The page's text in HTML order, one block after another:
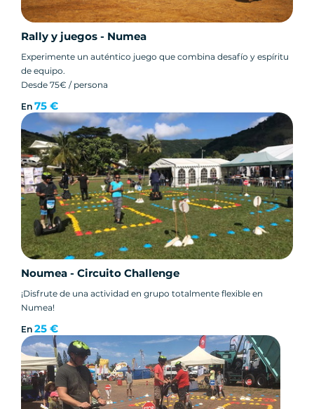
Rally y juegos - Numea
Experimente un auténtico juego que combina desafío y espíritu
de equipo.
Desde 75€ / persona
En 75 €
Noumea - Circuito Challenge
¡Disfrute de una actividad en grupo totalmente flexible en
Numea!
En 25 €